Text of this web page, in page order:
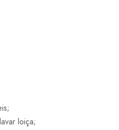
loiça;